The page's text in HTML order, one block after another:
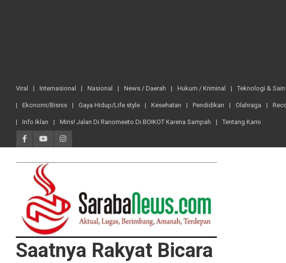
Viral Internasional Nasional News / Daerah Hukum / Kriminal Teknologi &
Ekonomi/Bisnis Gaya Hidup/Life style Kesehatan Pendidikan Olahraga
Info Iklan Miris! Jalan Di Ranomeeto Di BOIKOT Karena Sampah Tentang Kami
Saatnya Rakyat Bicara